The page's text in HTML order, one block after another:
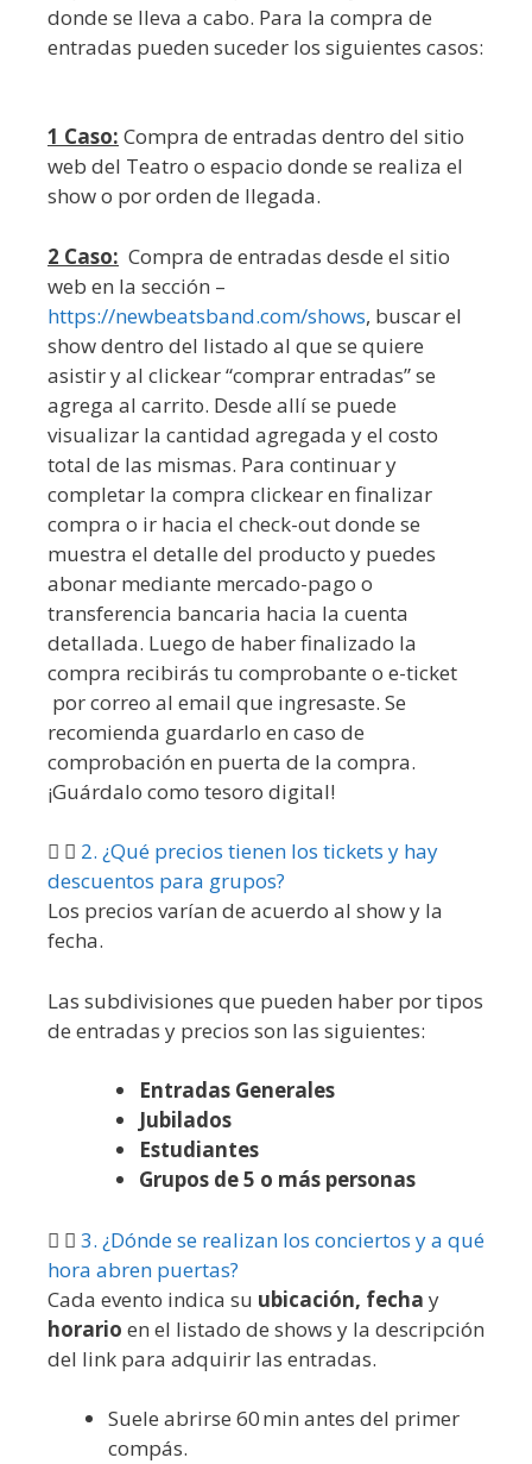
donde se lleva a cabo. Para la compra de
entradas pueden suceder los siguientes casos:
1 Caso: Compra de entradas dentro del sitio
web del Teatro o espacio donde se realiza el
show o por orden de llegada.
2 Caso: Compra de entradas desde el sitio
web en la sección –
https://newbeatsband.com/shows, buscar el
show dentro del listado al que se quiere
asistir y al clickear “comprar entradas” se
agrega al carrito. Desde allí se puede
visualizar la cantidad agregada y el costo
total de las mismas. Para continuar y
completar la compra clickear en finalizar
compra o ir hacia el check-out donde se
muestra el detalle del producto y puedes
abonar mediante mercado-pago o
transferencia bancaria hacia la cuenta
detallada. Luego de haber finalizado la
compra recibirás tu comprobante o e-ticket
por correo al email que ingresaste. Se
recomienda guardarlo en caso de
comprobación en puerta de la compra.
¡Guárdalo como tesoro digital!
2. ¿Qué precios tienen los tickets y hay
descuentos para grupos?
Los precios varían de acuerdo al show y la
fecha.
Las subdivisiones que pueden haber por tipos
de entradas y precios son las siguientes:
Entradas Generales
Jubilados
Estudiantes
Grupos de 5 o más personas
3. ¿Dónde se realizan los conciertos y a qué
hora abren puertas?
Cada evento indica su ubicación, fecha y
horario en el listado de shows y la descripción
del link para adquirir las entradas.
Suele abrirse 60 min antes del primer
compás.